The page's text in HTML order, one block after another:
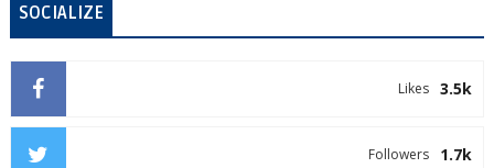
SOCIALIZE
3.5k
Likes
1.7k
Followers